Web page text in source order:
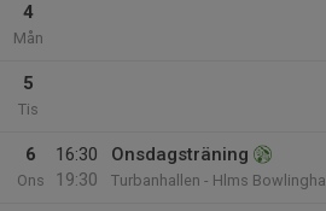
4
Mån
5
Tis
6
Ons
16:30
19:30
Onsdagsträning
Turbanhallen - Hlms Bowlinghall